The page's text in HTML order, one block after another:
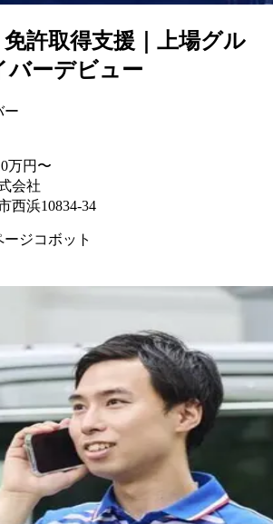
許取得支援｜上場グル
バーデビュー
ー
万円〜
会社
西浜10834-34
ージコボット